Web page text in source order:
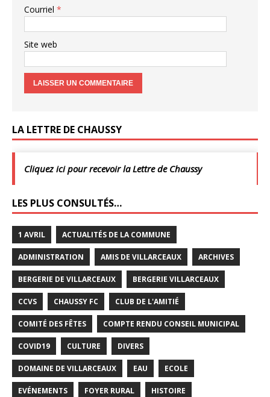
Courriel *
Site web
LA LETTRE DE CHAUSSY
Cliquez ici pour recevoir la Lettre de Chaussy
LES PLUS CONSULTÉS…
1 AVRIL ACTUALITÉS DE LA COMMUNE
ADMINISTRATION AMIS DE VILLARCEAUX ARCHIVES
BERGERIE DE VILLARCEAUX BERGERIE VILLARCEAUX
CCVS CHAUSSY FC CLUB DE L'AMITIÉ
COMITÉ DES FÊTES COMPTE RENDU CONSEIL MUNICIPAL
COVID19 CULTURE DIVERS
DOMAINE DE VILLARCEAUX EAU ECOLE
EVÉNEMENTS FOYER RURAL HISTOIRE